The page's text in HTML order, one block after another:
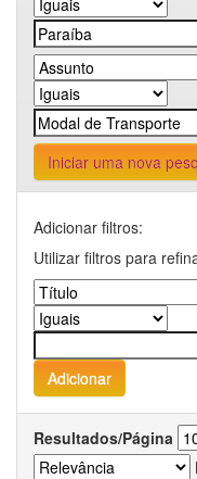
Iniciar uma nova
Adicionar filtros:
Utilizar filtros para
Resultados/Página